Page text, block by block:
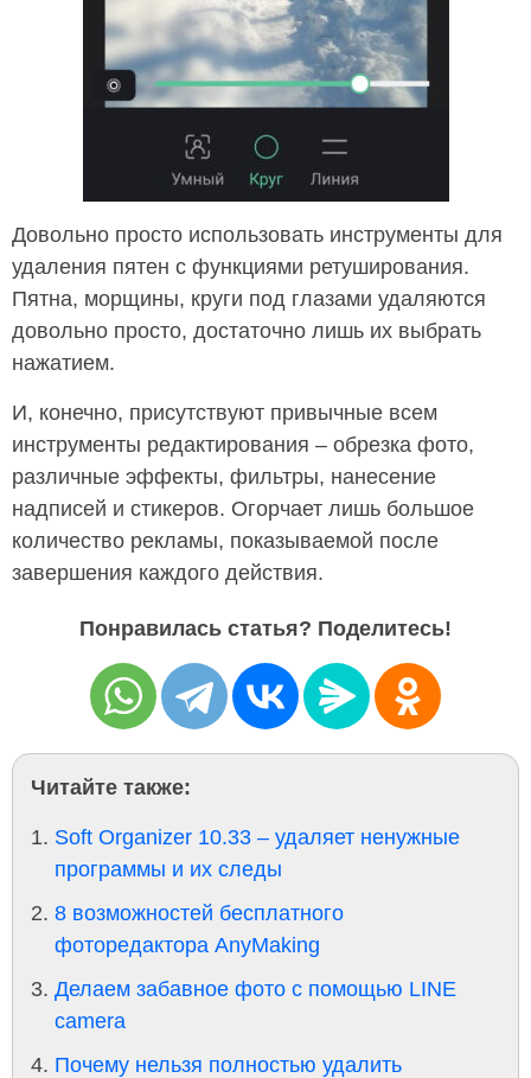
Довольно просто использовать инструменты для
удаления пятен с функциями ретуширования.
Пятна, морщины, круги под глазами удаляются
довольно просто, достаточно лишь их выбрать
нажатием.
И, конечно, присутствуют привычные всем
инструменты редактирования – обрезка фото,
различные эффекты, фильтры, нанесение
надписей и стикеров. Огорчает лишь большое
количество рекламы, показываемой после
завершения каждого действия.
Понравилась статья? Поделитесь!
Читайте также:
Soft Organizer 10.33 – удаляет ненужные
программы и их следы
8 возможностей бесплатного
фоторедактора AnyMaking
Делаем забавное фото с помощью LINE
camera
Почему нельзя полностью удалить